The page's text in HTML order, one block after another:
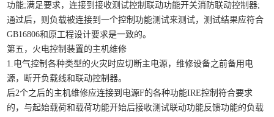
功能;满足要求，连接到接收测试控制联动功能开关消防联动控制器;
通过后，则负载被连接到一个控制功能测试来测试，测试结果应符合
GB16806和原工程设计要求是一致的。
第五，火电控制装置的主机维修
1.电气控制各种类型的火灾时应切断主电源，维修设备之前备用电
源，断开负载线和联动控制器。
后2个之后的主机维修应连接到电源F的各种功能IRE控制符合要求
的，与起始载荷和载荷功能开始后接收测试联动功能反馈功能的负载